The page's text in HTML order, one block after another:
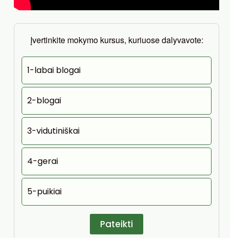
Įvertinkite mokymo kursus, kuriuose dalyvavote:
1-labai blogai
2-blogai
3-vidutiniškai
4-gerai
5-puikiai